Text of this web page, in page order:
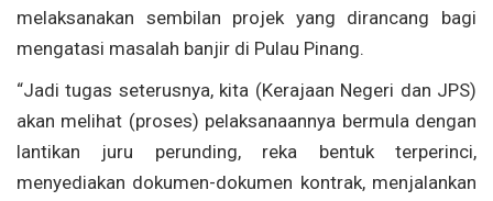
melaksanakan sembilan projek yang dirancang bagi
mengatasi masalah banjir di Pulau Pinang.
“Jadi tugas seterusnya, kita (Kerajaan Negeri dan JPS)
akan melihat (proses) pelaksanaannya bermula dengan
lantikan juru perunding, reka bentuk terperinci,
menyediakan dokumen-dokumen kontrak, menjalankan